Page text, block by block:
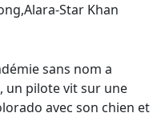
Star Khan
sans nom a
un pilote vit sur une
avec son chien et